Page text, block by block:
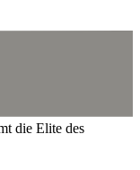
die Elite des